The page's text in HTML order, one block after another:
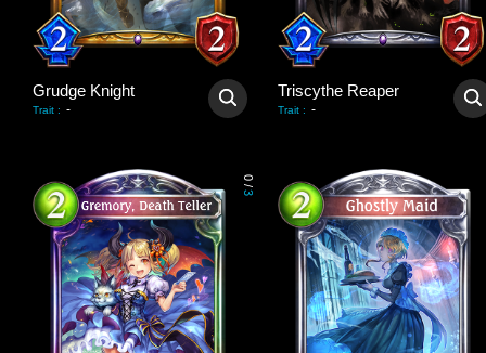
Grudge Knight
Trait : -
Triscythe Reaper
Trait : -
0
/
3